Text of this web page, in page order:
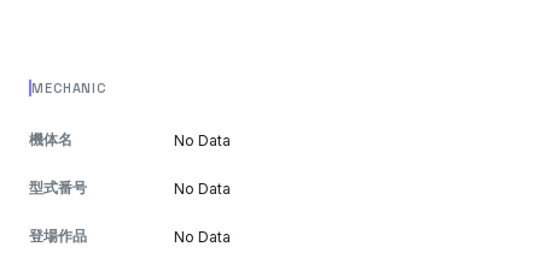
MECHANIC
機体名 No Data
型式番号 No Data
登場作品 No Data